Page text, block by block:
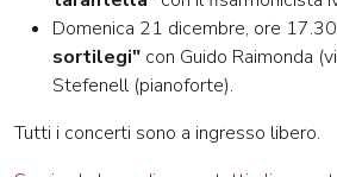
Domenica 21 dicembre, ore
sortilegi" con Guido Raimonda
Stefenell (pianoforte).
Tutti i concerti sono a ingresso libero.